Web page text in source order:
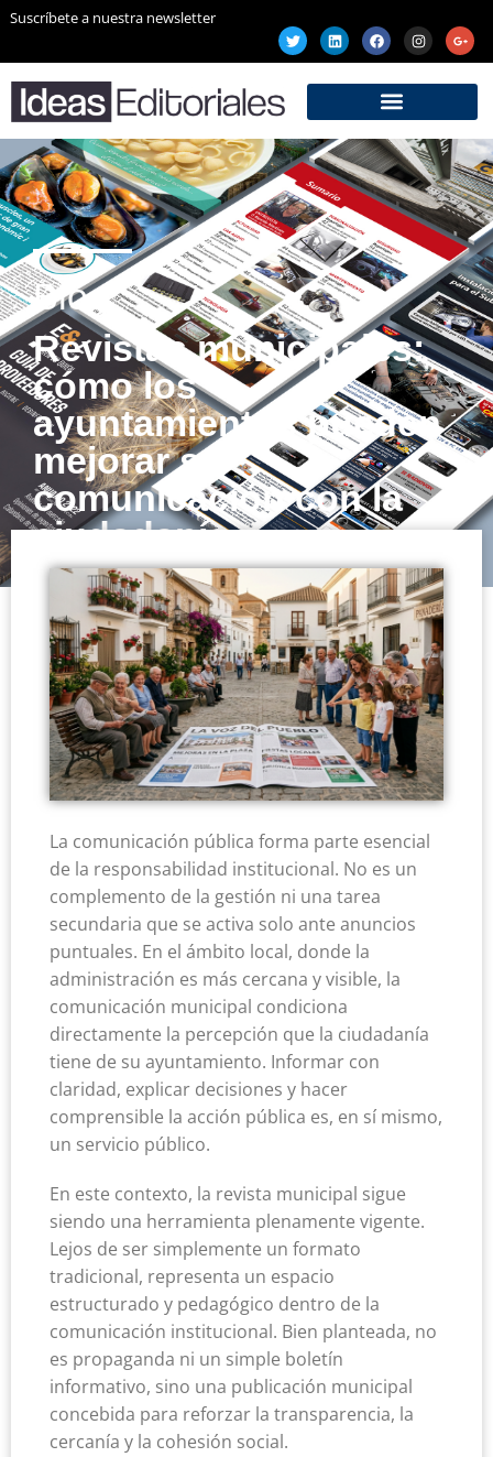
Suscríbete a nuestra newsletter
Blog
Revistas municipales:
cómo los
ayuntamientos pueden
mejorar su
comunicación con la
ciudadanía
La comunicación pública forma parte esencial
de la responsabilidad institucional. No es un
complemento de la gestión ni una tarea
secundaria que se activa solo ante anuncios
puntuales. En el ámbito local, donde la
administración es más cercana y visible, la
comunicación municipal condiciona
directamente la percepción que la ciudadanía
tiene de su ayuntamiento. Informar con
claridad, explicar decisiones y hacer
comprensible la acción pública es, en sí mismo,
un servicio público.
En este contexto, la revista municipal sigue
siendo una herramienta plenamente vigente.
Lejos de ser simplemente un formato
tradicional, representa un espacio
estructurado y pedagógico dentro de la
comunicación institucional. Bien planteada, no
es propaganda ni un simple boletín
informativo, sino una publicación municipal
concebida para reforzar la transparencia, la
cercanía y la cohesión social.